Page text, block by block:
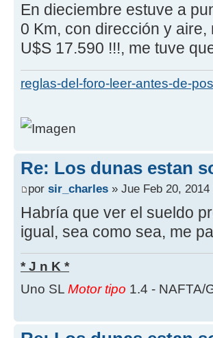
En dieciembre estuve a
0 Km, con dirección y
U$S 17.590 !!!, me tuve
reglas-del-foro-leer-antes-de-
Re: Los dunas estan
por sir_charles » Jue Feb 20, 2014
Habría que ver el sueldo
igual, sea como sea, me
* J n K *
Uno SL Motor tipo 1.4 - NAFTA/